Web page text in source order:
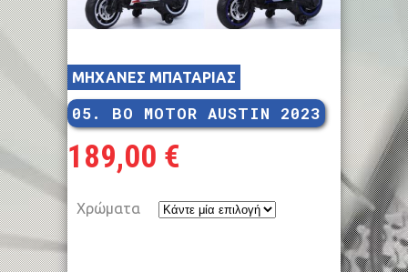
ΜΗΧΑΝΕΣ ΜΠΑΤΑΡΙΑΣ
05. BO MOTOR AUSTIN 2023
189,00 €
Χρώματα